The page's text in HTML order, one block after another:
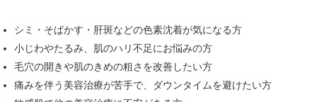
シミ・そばかす・肝斑などの色素沈着が気になる方
小じわやたるみ、肌のハリ不足にお悩みの方
毛穴の開きや肌のきめの粗さを改善したい方
痛みを伴う美容治療が苦手で、ダウンタイムを避けたい方